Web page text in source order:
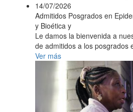
14/07/2026
Admitidos Posgrados en
y Bioética y
Le damos la bienvenida a
de admitidos a los posgrados
Ver más